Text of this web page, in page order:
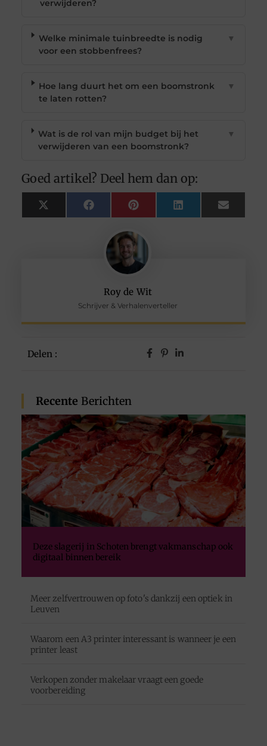
Roy de Wit
Schrijver & Verhalenverteller
Delen :
Recente Berichten
Deze slagerij in Schoten brengt vakmanschap ook
digitaal binnen bereik
Meer zelfvertrouwen op foto's dankzij een optiek in
Leuven
Waarom een A3 printer interessant is wanneer je een
printer least
Verkopen zonder makelaar vraagt een goede
voorbereiding
verwijderen?
Welke minimale tuinbreedte is nodig
voor een stobbenfrees?
▼
Hoe lang duurt het om een boomstronk
te laten rotten?
▼
Wat is de rol van mijn budget bij het
verwijderen van een boomstronk?
▼
Goed artikel? Deel hem dan op:
X
(Twitter)
FacebookPinterest LinkedIn Email